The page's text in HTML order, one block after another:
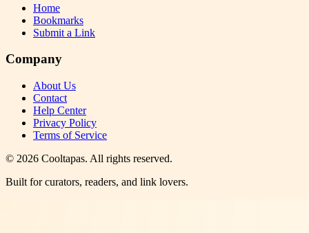
Home
Bookmarks
Submit a Link
Company
About Us
Contact
Help Center
Privacy Policy
Terms of Service
© 2026 Cooltapas. All rights reserved.
Built for curators, readers, and link lovers.